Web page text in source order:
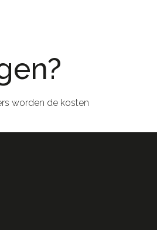
worden de kosten